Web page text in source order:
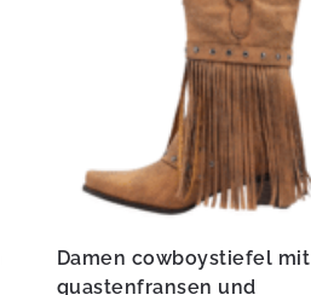
Damen cowboystiefel mit
quastenfransen und